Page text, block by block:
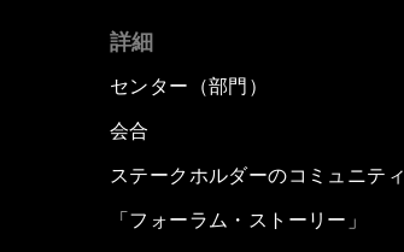
詳細
センター（部門）
会合
ステークホルダーのコミュニティ
「フォーラム・ストーリー」